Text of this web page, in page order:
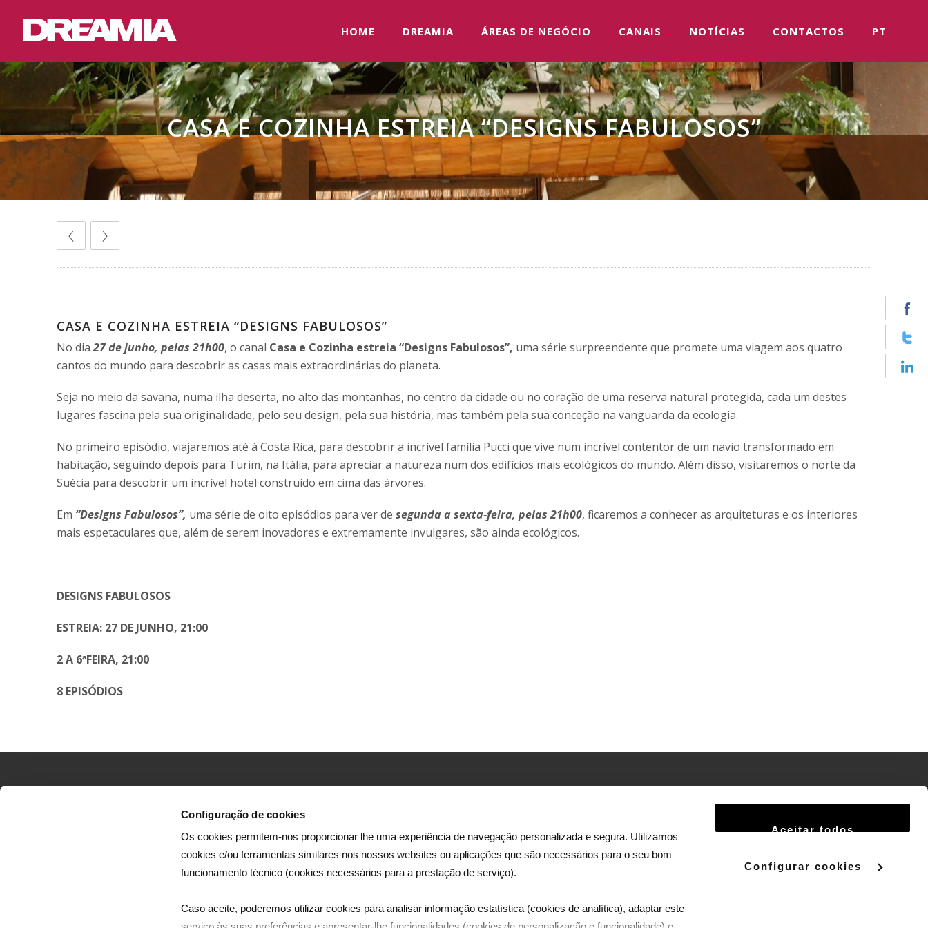
Configuração de cookies
Os cookies permitem-nos proporcionar lhe uma experiência de navegação personalizada e segura. Utilizamos
cookies e/ou ferramentas similares nos nossos websites ou aplicações que são necessários para o seu bom
funcionamento técnico (cookies necessários para a prestação de serviço).
Caso aceite, poderemos utilizar cookies para analisar informação estatística (cookies de analítica), adaptar este
Aceitar todos
Configurar cookies
HOME DREAMIA ÁREAS DE NEGÓCIO CANAIS NOTÍCIAS CONTACTOS PT
CASA E COZINHA ESTREIA “DESIGNS FABULOSOS”
CASA E COZINHA ESTREIA “DESIGNS FABULOSOS”
No dia27 de junho, pelas 21h00, o canal Casa e Cozinha estreia “Designs Fabulosos”, uma série surpreendente que promete uma viagem aos quatro
cantos do mundo para descobrir as casas mais extraordinárias do planeta.
Seja no meio da savana, numa ilha deserta, no alto das montanhas, no centro da cidade ou no coração de uma reserva natural protegida, cada um destes
lugares fascina pela sua originalidade, pelo seu design, pela sua história, mas também pela sua conceção na vanguarda da ecologia.
No primeiro episódio, viajaremos até à Costa Rica, para descobrir a incrível família Pucci que vive num incrível contentor de um navio transformado em
habitação, seguindo depois para Turim, na Itália, para apreciar a natureza num dos edifícios mais ecológicos do mundo. Além disso, visitaremos o norte da
Suécia para descobrir um incrível hotel construído em cima das árvores.
Em “Designs Fabulosos”, uma série de oito episódios para ver de segunda a sexta-feira, pelas 21h00, ficaremos a conhecer as arquiteturas e os interiores
mais espetaculares que, além de serem inovadores e extremamente invulgares, são ainda ecológicos.
DESIGNS FABULOSOS
ESTREIA: 27 DE JUNHO, 21:00
2 A 6ªFEIRA, 21:00
8 EPISÓDIOS
A Dreamia efetua a produção de canais infantis e
e mercados africanos de expressão portuguesa.
1600-404 Lisboa
Email:
Telefones:
Termos e Condições
Política de Privacidade
Política de Cookies